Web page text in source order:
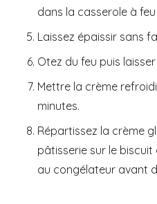
dans la casserole à
Laissez épaissir sans
Otez du feu puis
Mettre la crème
minutes.
Répartissez la crème
pâtisserie sur le
au congélateur avant